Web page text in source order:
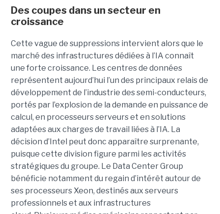
Des coupes dans un secteur en
croissance
Cette vague de suppressions intervient alors que le
marché des infrastructures dédiées à l’IA connaît
une forte croissance. Les centres de données
représentent aujourd’hui l’un des principaux relais de
développement de l’industrie des semi-conducteurs,
portés par l’explosion de la demande en puissance de
calcul, en processeurs serveurs et en solutions
adaptées aux charges de travail liées à l’IA. La
décision d’Intel peut donc apparaître surprenante,
puisque cette division figure parmi les activités
stratégiques du groupe. Le Data Center Group
bénéficie notamment du regain d’intérêt autour de
ses processeurs Xeon, destinés aux serveurs
professionnels et aux infrastructures